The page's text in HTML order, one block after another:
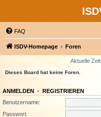
FAQ
ISDV-Homepage Foren
Aktuelle
Dieses Board hat keine Foren.
ANMELDEN • REGISTRIEREN
Benutzername:
Passwort: